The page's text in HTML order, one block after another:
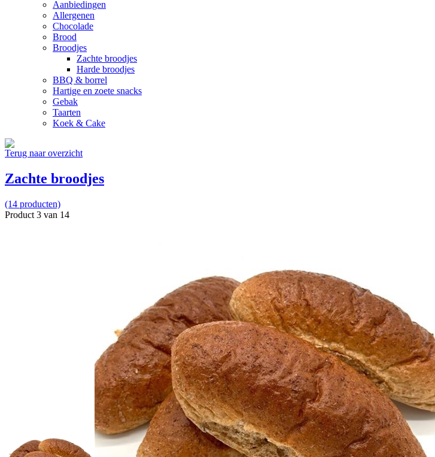
Aanbiedingen
Allergenen
Chocolade
Brood
Broodjes
Zachte broodjes
Harde broodjes
BBQ & borrel
Hartige en zoete snacks
Gebak
Taarten
Koek & Cake
Terug naar overzicht
Zachte broodjes
(14 producten)
Product 3 van 14